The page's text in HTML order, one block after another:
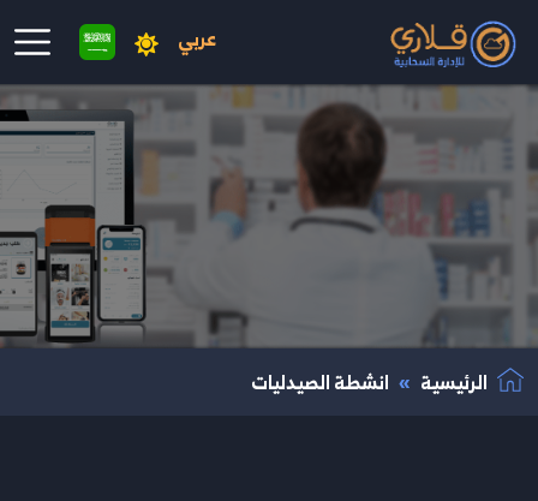
عربي
انتقال إلى المحتوى الرئيسي
الرئيسية انشطة الصيدليات